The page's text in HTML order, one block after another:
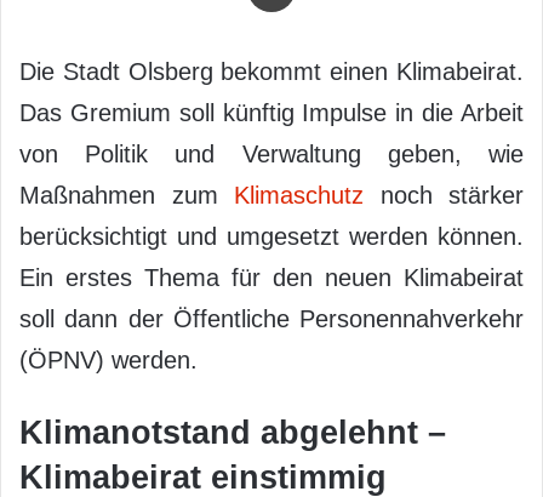
Die Stadt Olsberg bekommt einen Klimabeirat.
Das Gremium soll künftig Impulse in die Arbeit
von Politik und Verwaltung geben, wie
Maßnahmen zum Klimaschutz noch stärker
berücksichtigt und umgesetzt werden können.
Ein erstes Thema für den neuen Klimabeirat
soll dann der Öffentliche Personennahverkehr
(ÖPNV) werden.
Klimanotstand abgelehnt –
Klimabeirat einstimmig